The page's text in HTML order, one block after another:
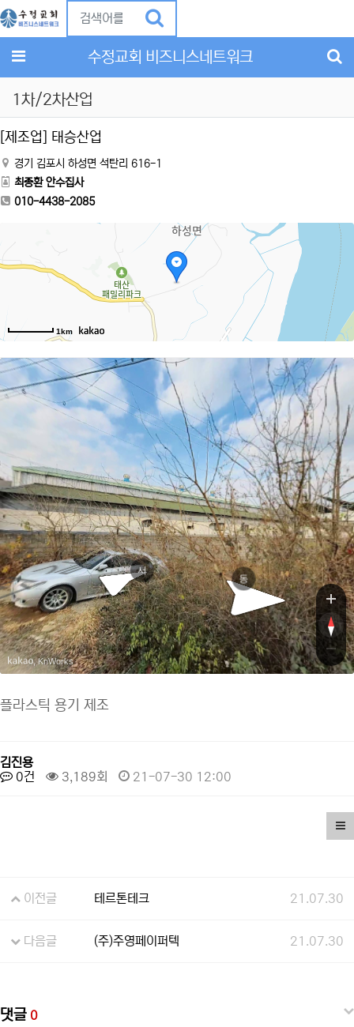
메뉴 수정교회 비즈니스네트워크
1차/2차산업
[제조업] 태승산업
경기 김포시 하성면 석탄리 616-1
최종환 안수집사
010-4438-2085
1km
석평
석평로
서
동
, KnWorks
플라스틱 용기 제조
김진용
0건
3,189회 21-07-30 12:00
이전글 테르톤테크 21.07.30
다음글 (주)주영페이퍼텍 21.07.30
댓글 0